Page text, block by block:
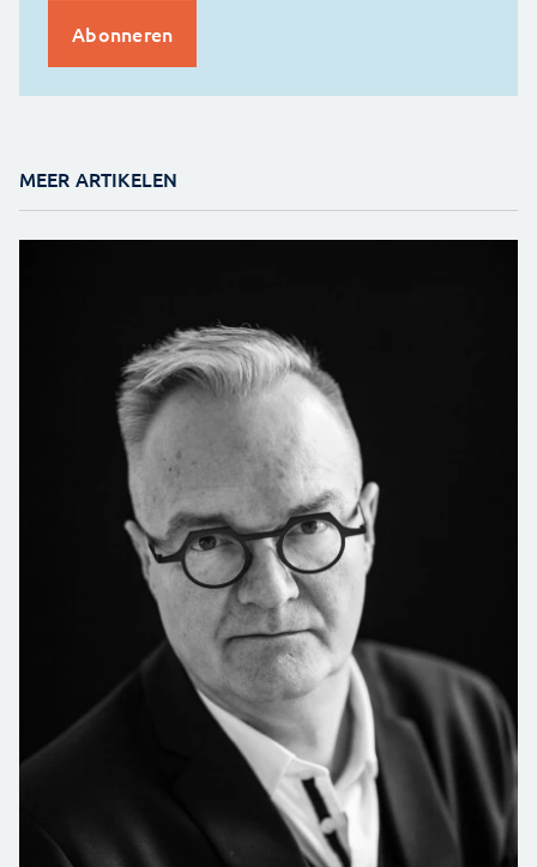
MEER ARTIKELEN